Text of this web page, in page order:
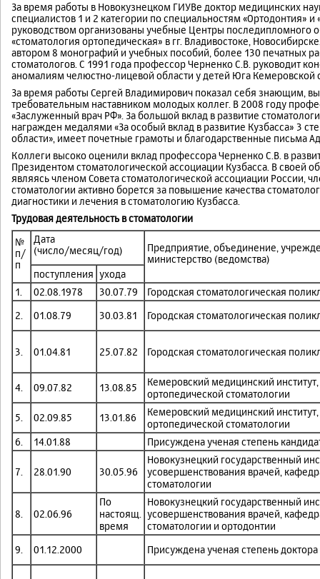
За время работы в Новокузнецком ГИУВе доктор медицинских
специалистов 1 и 2 категории по специальностям «Ортодонтия»
руководством организованы учебные Центры последипломного
«стоматология ортопедическая» в гг. Владивостоке,
автором 8 монографий и учебных пособий, более 130 печатных
стоматологов. С 1991 года профессор Черненко С.В. руководит
аномалиям челюстно-лицевой области у детей Юга Кемеровской
За время работы Сергей Владимирович показал себя знающим,
требовательным наставником молодых коллег. В 2008 году
«Заслуженный врач РФ». За большой вклад в развитие
награжден медалями «За особый вклад в развитие Кузбасса» 3
области», имеет почетные грамоты и благодарственные письма
Коллеги высоко оценили вклад профессора Черненко С.В. в
Президентом стоматологической ассоциации Кузбасса. В своей
являясь членом Совета стоматологической ассоциации
стоматологии активно борется за повышение качества
диагностики и лечения в стоматологию Кузбасса.
Трудовая деятельность в стоматологии
№
п/
п
Дата
(число/месяц/год)
Предприятие, объединение,
министерство (ведомства)
поступления ухода
1.
02.08.1978 30.07.79
Городская стоматологическая
2.
01.08.79 30.03.81 Городская стоматологическая
3. 01.04.81 25.07.82 Городская стоматологическая
4. 09.07.82 13.08.85
Кемеровский медицинский
ортопедической стоматологии
5.
02.09.85 13.01.86
Кемеровский медицинский
ортопедической стоматологии
6.
14.01.88 Присуждена ученая степень
7. 28.01.90 30.05.96
Новокузнецкий государственный
усовершенствования врачей,
стоматологии
8. 02.06.96
По
настоящ.
время
Новокузнецкий государственный
усовершенствования врачей,
стоматологии и ортодонтии
9.
01.12.2000 Присуждена ученая степень